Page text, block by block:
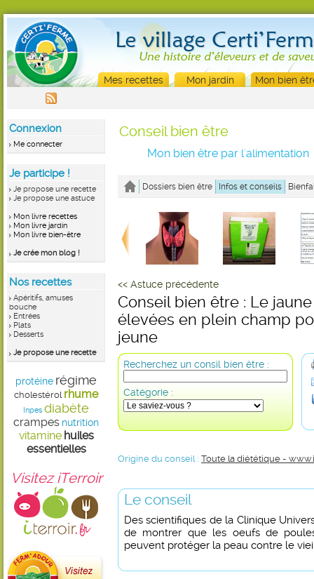
Mes recettes Mon jardin Mon bien
Connexion
Me connecter
Je participe !
Je propose une recette
Je propose une astuce
Mon livre recettes
Mon livre jardin
Mon livre bien-être
Je crée mon blog !
Nos recettes
Apéritifs, amuses
bouche
Entrées
Plats
Desserts
Je propose une recette
protéine régime
cholestérol rhume
Inpes diabète
crampes nutrition
vitamine huiles
essentielles
Visitez iTerroir
Conseil bien être
Mon bien être par l'alimentation
Dossiers bien être Infos et conseils
<< Astuce précédente
Conseil bien être : Le
élevées en plein champ
jeune
Recherchez un consil bien être :
Catégorie :
Origine du conseil : Toute la diététique -
Le conseil
Des scientifiques de la Clinique
de montrer que les oeufs de
peuvent protéger la peau contre le